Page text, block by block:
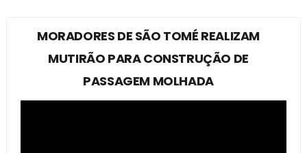
MORADORES DE SÃO TOMÉ REALIZAM
MUTIRÃO PARA CONSTRUÇÃO DE
PASSAGEM MOLHADA